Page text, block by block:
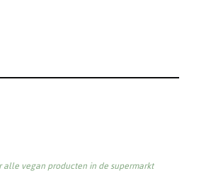
alle vegan producten in de supermarkt